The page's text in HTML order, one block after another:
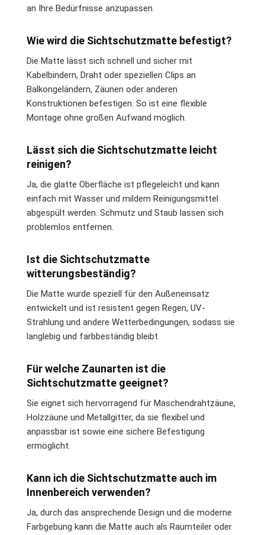
an Ihre Bedürfnisse anzupassen.
Wie wird die Sichtschutzmatte befestigt?
Die Matte lässt sich schnell und sicher mit
Kabelbindern, Draht oder speziellen Clips an
Balkongeländern, Zäunen oder anderen
Konstruktionen befestigen. So ist eine flexible
Montage ohne großen Aufwand möglich.
Lässt sich die Sichtschutzmatte leicht
reinigen?
Ja, die glatte Oberfläche ist pflegeleicht und kann
einfach mit Wasser und mildem Reinigungsmittel
abgespült werden. Schmutz und Staub lassen sich
problemlos entfernen.
Ist die Sichtschutzmatte
witterungsbeständig?
Die Matte wurde speziell für den Außeneinsatz
entwickelt und ist resistent gegen Regen, UV-
Strahlung und andere Wetterbedingungen, sodass sie
langlebig und farbbeständig bleibt.
Für welche Zaunarten ist die
Sichtschutzmatte geeignet?
Sie eignet sich hervorragend für Maschendrahtzäune,
Holzzäune und Metallgitter, da sie flexibel und
anpassbar ist sowie eine sichere Befestigung
ermöglicht.
Kann ich die Sichtschutzmatte auch im
Innenbereich verwenden?
Ja, durch das ansprechende Design und die moderne
Farbgebung kann die Matte auch als Raumteiler oder